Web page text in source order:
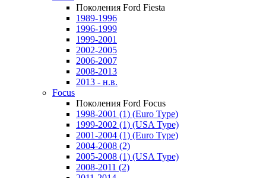
Поколения Ford Fiesta
1989-1996
1996-1999
1999-2001
2002-2005
2006-2007
2008-2013
2013 - н.в.
Focus
Поколения Ford Focus
1998-2001 (1) (Euro Type)
1999-2002 (1) (USA Type)
2001-2004 (1) (Euro Type)
2004-2008 (2)
2005-2008 (1) (USA Type)
2008-2011 (2)